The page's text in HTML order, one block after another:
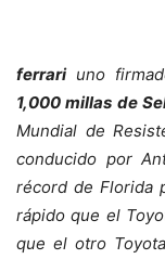
ferrariuno
1,000 millas de
Mundial de
conducido por
récord de Florida
rápido que el
que el otro